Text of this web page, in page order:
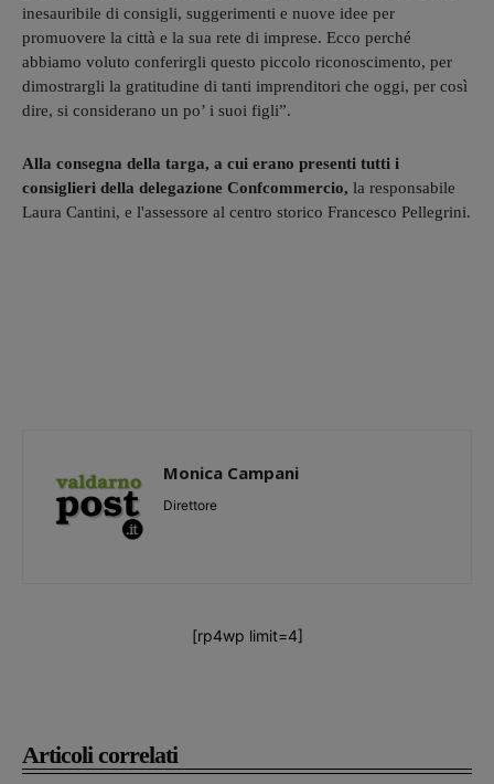
Articoli correlati
inesauribile di consigli, suggerimenti e nuove idee per
promuovere la città e la sua rete di imprese. Ecco perché
abbiamo voluto conferirgli questo piccolo riconoscimento, per
dimostrargli la gratitudine di tanti imprenditori che oggi, per così
dire, si considerano un po’ i suoi figli”.
Alla consegna della targa, a cui erano presenti tutti i
consiglieri della delegazione Confcommercio, la responsabile
Laura Cantini, e l'assessore al centro storico Francesco Pellegrini.
Monica Campani
Direttore
[rp4wp limit=4]